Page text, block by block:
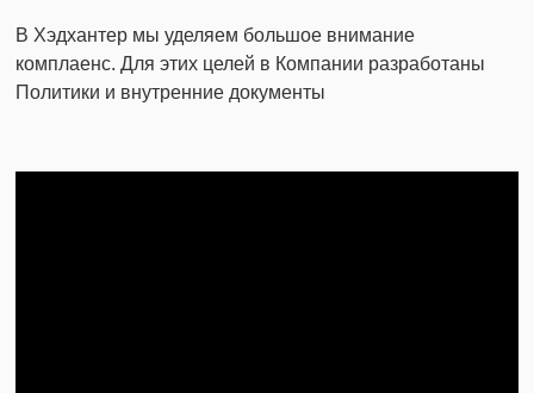
В Хэдхантер мы уделяем большое внимание
комплаенс. Для этих целей в Компании разработаны
Политики и внутренние документы